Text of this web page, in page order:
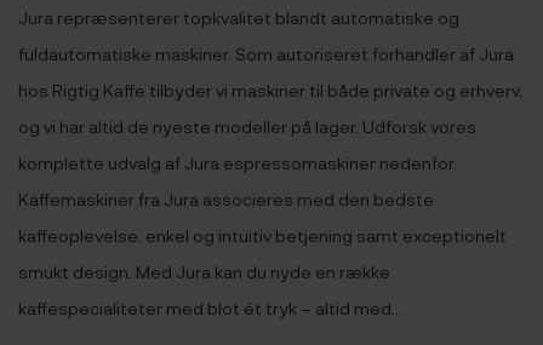
Jura repræsenterer topkvalitet blandt automatiske og
fuldautomatiske maskiner. Som autoriseret forhandler af Jura
hos Rigtig Kaffe tilbyder vi maskiner til både private og erhverv,
og vi har altid de nyeste modeller på lager. Udforsk vores
komplette udvalg af Jura espressomaskiner nedenfor.
Kaffemaskiner fra Jura associeres med den bedste
kaffeoplevelse, enkel og intuitiv betjening samt exceptionelt
smukt design. Med Jura kan du nyde en række
kaffespecialiteter med blot ét tryk – altid med...